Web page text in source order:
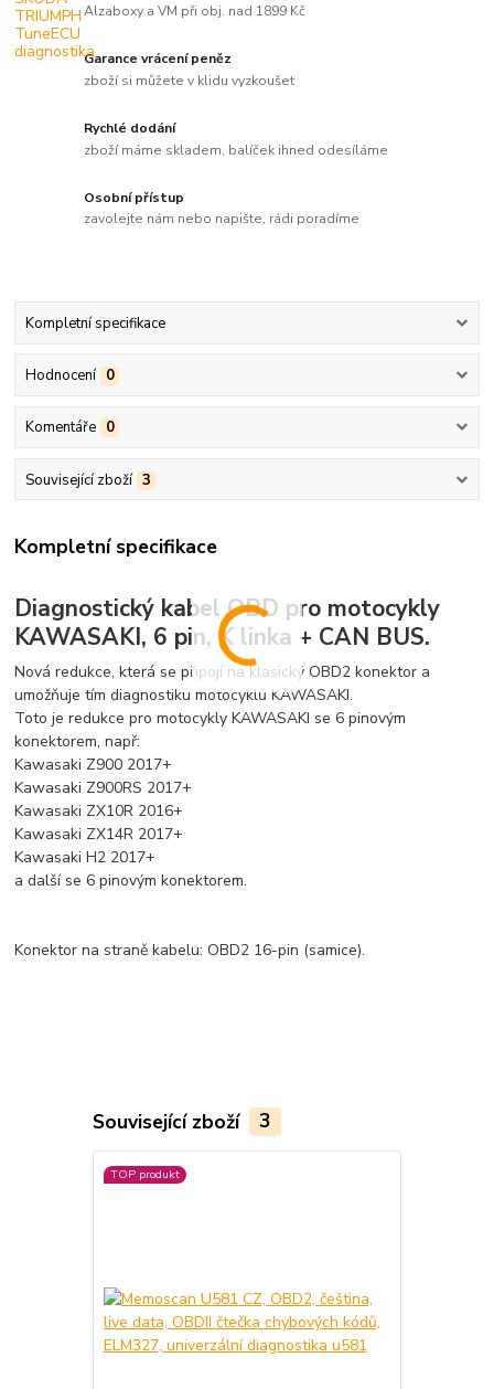
Alzaboxy a VM při obj. nad 1899 Kč
Garance vrácení peněz
zboží si můžete v klidu vyzkoušet
Rychlé dodání
zboží máme skladem, balíček ihned odesíláme
Osobní přístup
zavolejte nám nebo napište, rádi poradíme
Kompletní specifikace
Hodnocení 0
Komentáře 0
Související zboží 3
Kompletní specifikace
Diagnostický kabel OBD pro motocykly
KAWASAKI, 6 pin, K linka + CAN BUS.
Nová redukce, která se připojí na klasický OBD2 konektor a
umožňuje tím diagnostiku motocyklů KAWASAKI.
Toto je redukce pro motocykly KAWASAKI se 6 pinovým
konektorem, např:
Kawasaki Z900 2017+
Kawasaki Z900RS 2017+
Kawasaki ZX10R 2016+
Kawasaki ZX14R 2017+
Kawasaki H2 2017+
a další se 6 pinovým konektorem.
Konektor na straně kabelu: OBD2 16-pin (samice).
Související zboží 3
TOP produkt